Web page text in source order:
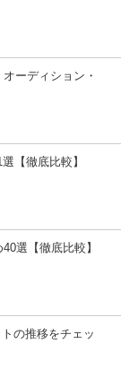
ーディション・
【徹底比較】
選【徹底比較】
の推移をチェッ